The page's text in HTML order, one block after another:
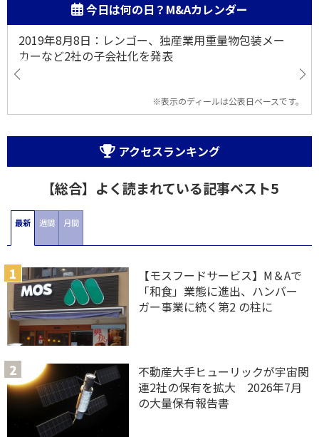
今日は何の日？M&Aカレンダー
2019年8月8日：レンゴー、独産業用重量物包装メー
カーなど2社の子会社化を発表
※表示のディールは公表日ベースです。
アクセスランキング
【総合】よく読まれている記事ベスト5
最新 週間 月間
【モスフードサービス】M＆Aで
「和食」業態に進出、ハンバー
ガー事業に続く第2 の柱に
不動産大手ヒューリックが宇宙関
連2社の保有を拡大 2026年7月
の大量保有報告書